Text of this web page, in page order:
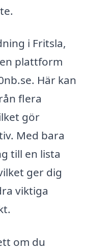
i Fritsla,
plattform
Här kan
flera
gör
Med bara
till en lista
ger dig
viktiga
om du